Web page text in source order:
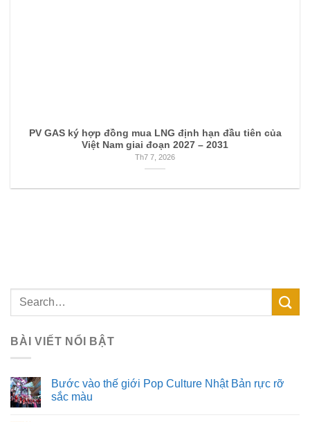
PV GAS ký hợp đồng mua LNG định hạn đầu tiên của
Việt Nam giai đoạn 2027 – 2031
Th7 7, 2026
BÀI VIẾT NỔI BẬT
Bước vào thế giới Pop Culture Nhật Bản rực rỡ
sắc màu